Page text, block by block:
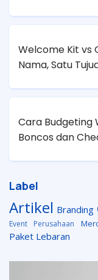
Welcome Kit vs
Nama, Satu
Cara Budgeting
Boncos dan
Label
Artikel Branding
Event Perusahaan
Paket Lebaran